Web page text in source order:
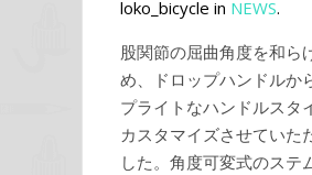
loko_bicycle in NEWS.
股関節の屈曲角度を和ら
め、ドロップハンドルか
プライトなハンドルスタ
カスタマイズさせていた
した。角度可変式のステ